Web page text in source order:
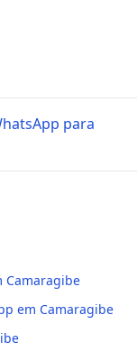
para
Camaragibe
em Camaragibe